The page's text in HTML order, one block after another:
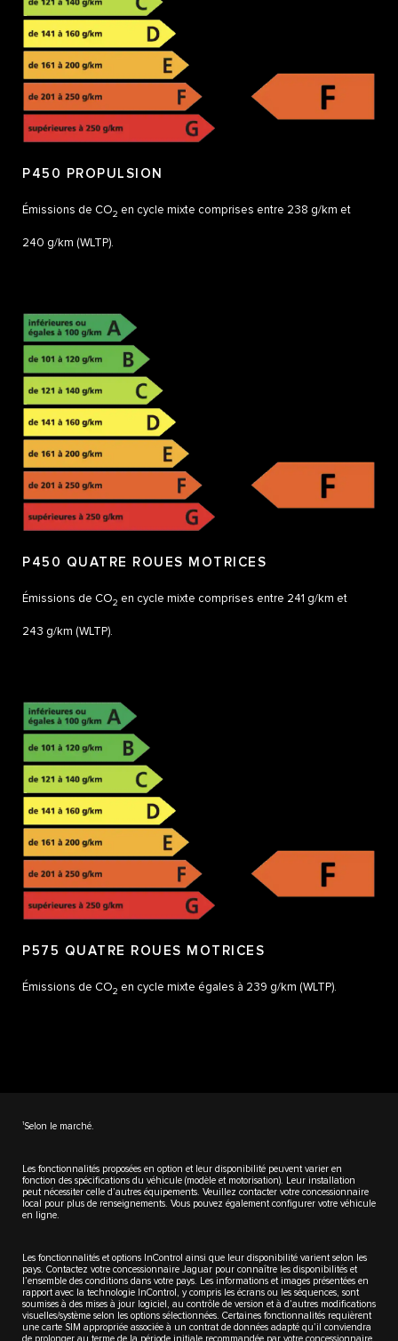
P450 PROPULSION
Émissions de CO2 en cycle mixte comprises entre 238 g/km et
240 g/km (WLTP).
P450 QUATRE ROUES MOTRICES
Émissions de CO2 en cycle mixte comprises entre 241 g/km et
243 g/km (WLTP).
P575 QUATRE ROUES MOTRICES
Émissions de CO2 en cycle mixte égales à 239 g/km (WLTP).
1Selon le marché.
Les fonctionnalités proposées en option et leur disponibilité peuvent varier en
fonction des spécifications du véhicule (modèle et motorisation). Leur installation
peut nécessiter celle d’autres équipements. Veuillez contacter votre concessionnaire
local pour plus de renseignements. Vous pouvez également configurer votre véhicule
en ligne.
Les fonctionnalités et options InControl ainsi que leur disponibilité varient selon les
pays. Contactez votre concessionnaire Jaguar pour connaître les disponibilités et
l’ensemble des conditions dans votre pays. Les informations et images présentées en
rapport avec la technologie InControl, y compris les écrans ou les séquences, sont
soumises à des mises à jour logiciel, au contrôle de version et à d’autres modifications
visuelles/système selon les options sélectionnées. Certaines fonctionnalités requièrent
une carte SIM appropriée associée à un contrat de données adapté qu’il conviendra
de prolonger au terme de la période initiale recommandée par votre concessionnaire.